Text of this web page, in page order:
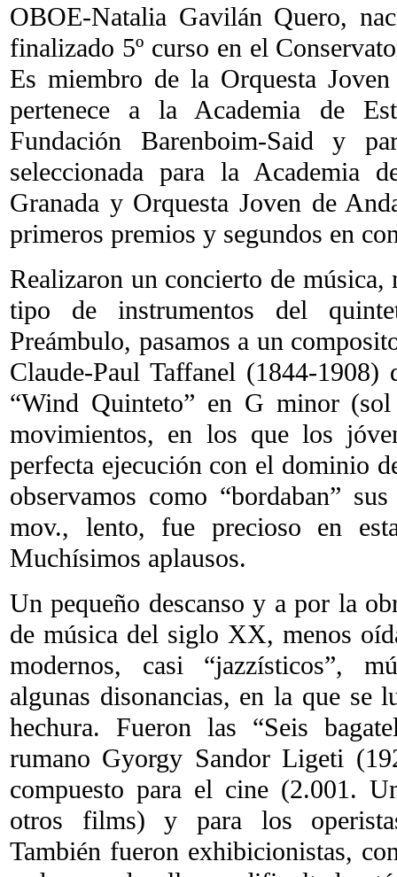
OBOE-Natalia Gavilán Quero,
finalizado 5º curso en el
Es miembro de la Orquesta
pertenece a la Academia de
Fundación Barenboim-Said y
seleccionada para la Academia
Granada y Orquesta Joven de
primeros premios y segundos en
Realizaron un concierto de música,
tipo de instrumentos del
Preámbulo, pasamos a un
Claude-Paul Taffanel (1844-1908)
“Wind Quinteto” en G minor
movimientos, en los que los
perfecta ejecución con el dominio
observamos como “bordaban”
mov., lento, fue precioso en
Muchísimos aplausos.
Un pequeño descanso y a por la
de música del siglo XX, menos
modernos, casi “jazzísticos”,
algunas disonancias, en la que se
hechura. Fueron las “Seis
rumano Gyorgy Sandor Ligeti
compuesto para el cine (2.001.
otros films) y para los
También fueron exhibicionistas,